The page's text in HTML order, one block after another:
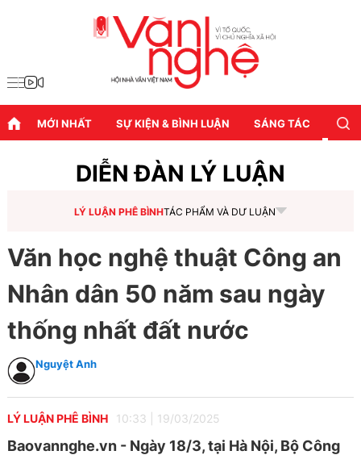
MỚI NHẤT SỰ KIỆN & BÌNH LUẬN SÁNG TÁC
DIỄN ĐÀN LÝ LUẬN
LÝ LUẬN PHÊ BÌNHTÁC PHẨM VÀ DƯ LUẬN
Văn học nghệ thuật Công an
Nhân dân 50 năm sau ngày
thống nhất đất nước
Nguyệt Anh
LÝ LUẬN PHÊ BÌNH 10:33 19/03/2025
Baovannghe.vn - Ngày 18/3, tại Hà Nội, Bộ Công